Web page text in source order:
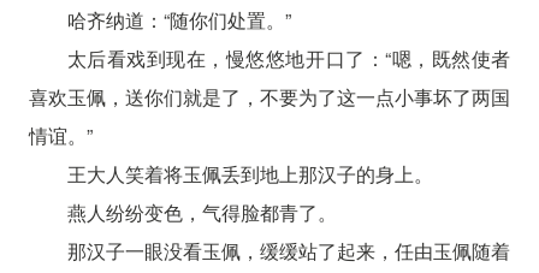
哈齐纳道：“随你们处置。”
太后看戏到现在，慢悠悠地开口了：“嗯，既然使者
喜欢玉佩，送你们就是了，不要为了这一点小事坏了两国
情谊。”
王大人笑着将玉佩丢到地上那汉子的身上。
燕人纷纷变色，气得脸都青了。
那汉子一眼没看玉佩，缓缓站了起来，任由玉佩随着